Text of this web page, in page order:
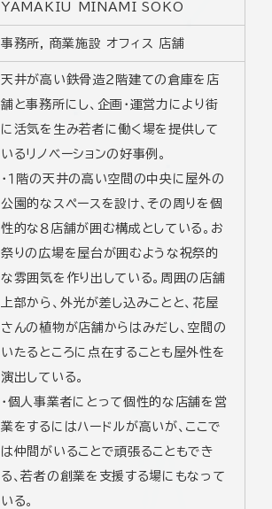
YAMAKIU MINAMI SOKO
事務所, 商業施設 オフィス 店舗
天井が高い鉄骨造２階建ての倉庫を店
舗と事務所にし、企画・運営力により街
に活気を生み若者に働く場を提供して
いるリノベーションの好事例。
・１階の天井の高い空間の中央に屋外の
公園的なスペースを設け、その周りを個
性的な８店舗が囲む構成としている。お
祭りの広場を屋台が囲むような祝祭的
な雰囲気を作り出している。周囲の店舗
上部から、外光が差し込みことと、花屋
さんの植物が店舗からはみだし、空間の
いたるところに点在することも屋外性を
演出している。
・個人事業者にとって個性的な店舗を営
業をするにはハードルが高いが、ここで
は仲間がいることで頑張ることもでき
る、若者の創業を支援する場にもなって
いる。